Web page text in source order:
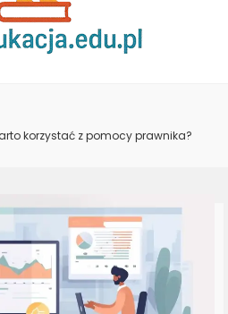
korzystać z pomocy prawnika?